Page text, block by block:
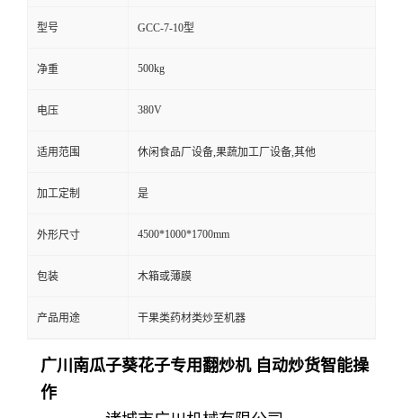
型号 GCC-7-10型
净重 500kg
电压 380V
适用范围 休闲食品厂设备,果蔬加工厂设备,其他
加工定制 是
外形尺寸 4500*1000*1700mm
包装 木箱或薄膜
产品用途 干果类药材类炒至机器
广川南瓜子葵花子专用翻炒机 自动炒货智能操
作